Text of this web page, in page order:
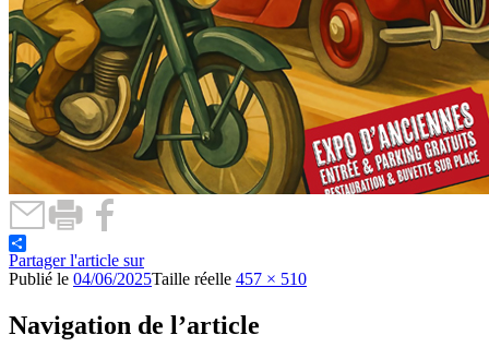
Partager l'article sur
Publié le 04/06/2025Taille réelle 457 × 510
Navigation de l’article